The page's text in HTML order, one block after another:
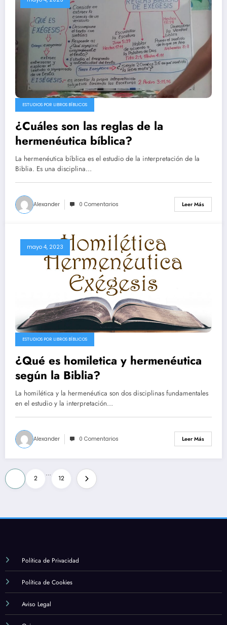
ESTUDIOS POR LIBROS BÍBLICOS
¿Cuáles son las reglas de la
hermenéutica bíblica?
La hermenéutica bíblica es el estudio de la interpretación de la
Biblia. Es una disciplina…
Alexander 0 Comentarios Leer Más
mayo 4, 2023
ESTUDIOS POR LIBROS BÍBLICOS
¿Qué es homiletica y hermenéutica
según la Biblia?
La homilética y la hermenéutica son dos disciplinas fundamentales
en el estudio y la interpretación…
Alexander 0 Comentarios Leer Más
Paginación
de
2
…
12
Política de Privacidad
Política de Cookies
Aviso Legal